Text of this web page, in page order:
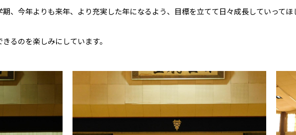
、今年よりも来年、より充実した年になるよう、目標を立てて日々成長していってほ
るのを楽しみにしています。